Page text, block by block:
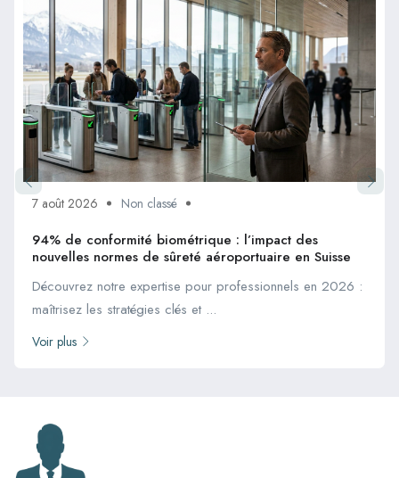
7 août 2026 Non classé
94% de conformité biométrique : l’impact des
nouvelles normes de sûreté aéroportuaire en Suisse
Découvrez notre expertise pour professionnels en 2026 :
maîtrisez les stratégies clés et ...
Voir plus